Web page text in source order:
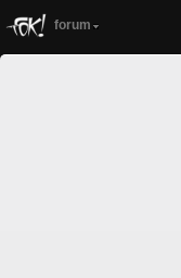
forum